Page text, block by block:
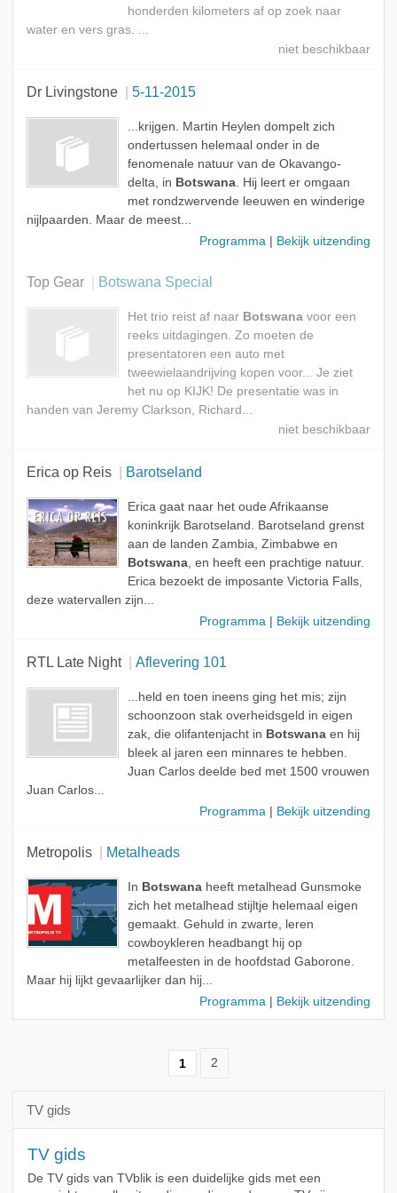
honderden kilometers af op zoek naar
water en vers gras. ...
Dr Livingstone 5-11-2015
...krijgen. Martin Heylen dompelt zich
ondertussen helemaal onder in de
fenomenale natuur van de Okavango-
delta, in Botswana. Hij leert er omgaan
met rondzwervende leeuwen en winderige
nijlpaarden. Maar de meest...
Programma | Bekijk uitzending
Top Gear Botswana Special
Het trio reist af naar Botswanavoor een
reeks uitdagingen. Zo moeten de
presentatoren een auto met
tweewielaandrijving kopen voor... Je ziet
het nu op KIJK! De presentatie was in
handen van Jeremy Clarkson, Richard...
Erica op Reis Barotseland
Erica gaat naar het oude Afrikaanse
koninkrijk Barotseland. Barotseland grenst
aan de landen Zambia, Zimbabwe en
Botswana, en heeft een prachtige natuur.
Erica bezoekt de imposante Victoria Falls,
deze watervallen zijn...
Programma | Bekijk uitzending
RTL Late Night Aflevering 101
...held en toen ineens ging het mis; zijn
schoonzoon stak overheidsgeld in eigen
zak, die olifantenjacht in Botswanaen hij
bleek al jaren een minnares te hebben.
Juan Carlos deelde bed met 1500 vrouwen
Juan Carlos...
Programma | Bekijk uitzending
Metropolis Metalheads
In Botswanaheeft metalhead Gunsmoke
zich het metalhead stijltje helemaal eigen
gemaakt. Gehuld in zwarte, leren
cowboykleren headbangt hij op
metalfeesten in de hoofdstad Gaborone.
Maar hij lijkt gevaarlijker dan hij...
Programma | Bekijk uitzending
1 2
TV gids
TV gids
De TV gids van TVblik is een duidelijke gids met een